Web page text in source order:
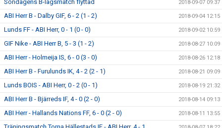
Söndagens B-lagsmatch flyttad 2018-09-07 09:37
ABI Herr B - Dalby GIF, 6 - 2 (1 - 2) 2018-09-04 12:15
Lunds FF - ABI Herr, 0 - 1 (0 - 0) 2018-09-02 10:59
GIF Nike - ABI Herr B, 5 - 3 (1 - 2) 2018-08-27 10:09
ABI Herr - Holmeija IS, 6 - 0 (3 - 0) 2018-08-26 12:18
ABI Herr B - Furulunds IK, 4 - 2 (2 - 1) 2018-08-21 09:09
Lunds BOIS - ABI Herr, 0 - 2 (0 - 1) 2018-08-19 21:32
ABI Herr B - Bjärreds IF, 4 - 0 (2 - 0) 2018-08-14 09:13
ABI Herr - Hallands Nations FF, 6 - 0 (2 - 0) 2018-08-11 13:55